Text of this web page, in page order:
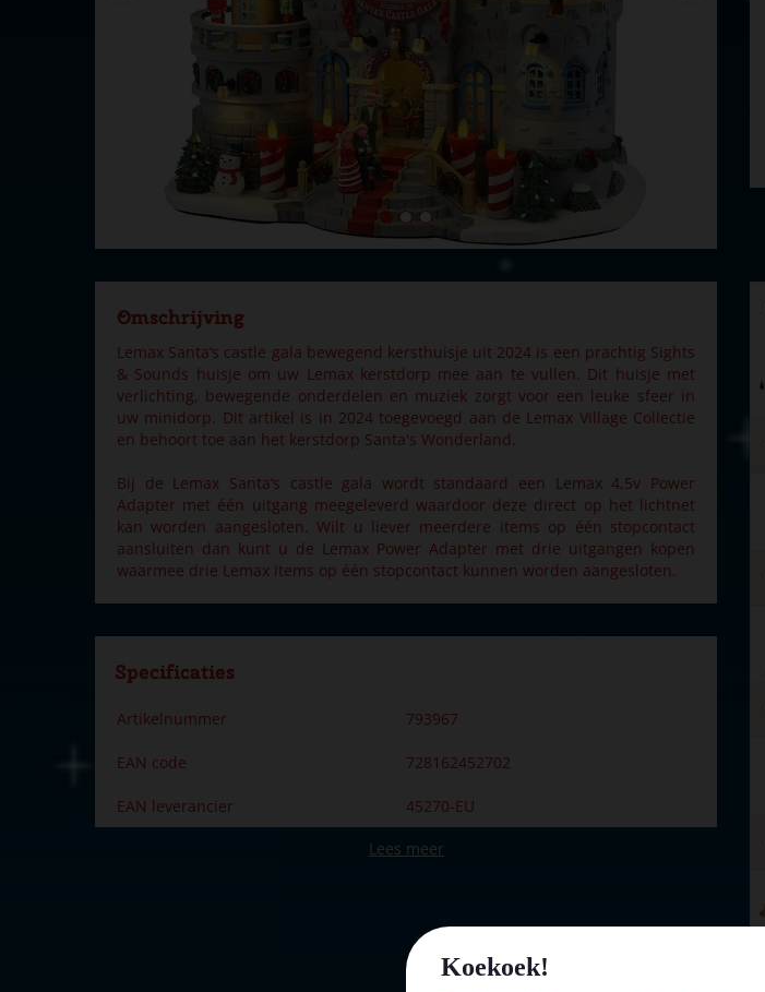
Koekoek!
Omschrijving
Lemax Santa‘s castle gala bewegend kersthuisje uit 2024 is een prachtig Sights
& Sounds huisje om uw Lemax kerstdorp mee aan te vullen. Dit huisje met
verlichting, bewegende onderdelen en muziek zorgt voor een leuke sfeer in
uw minidorp. Dit artikel is in 2024 toegevoegd aan de Lemax Village Collectie
en behoort toe aan het kerstdorp Santa's Wonderland.
Bij de Lemax Santa‘s castle gala wordt standaard een Lemax 4,5v Power
Adapter met één uitgang meegeleverd waardoor deze direct op het lichtnet
kan worden aangesloten. Wilt u liever meerdere items op één stopcontact
aansluiten dan kunt u de Lemax Power Adapter met drie uitgangen kopen
waarmee drie Lemax items op één stopcontact kunnen worden aangesloten.
Specificaties
Artikelnummer 793967
EAN code 728162452702
EAN leverancier 45270-EU
Lemax
Lemax
Santa's Wonderland
Lees meer